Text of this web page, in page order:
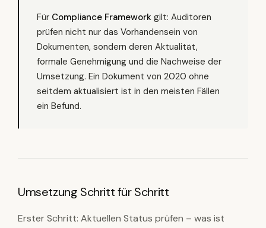
Für Compliance Framework gilt: Auditoren
prüfen nicht nur das Vorhandensein von
Dokumenten, sondern deren Aktualität,
formale Genehmigung und die Nachweise der
Umsetzung. Ein Dokument von 2020 ohne
seitdem aktualisiert ist in den meisten Fällen
ein Befund.
Umsetzung Schritt für Schritt
Erster Schritt: Aktuellen Status prüfen – was ist